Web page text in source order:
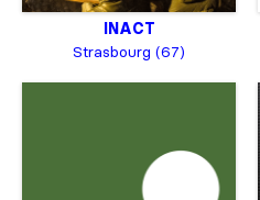
INACT
Strasbourg (67)